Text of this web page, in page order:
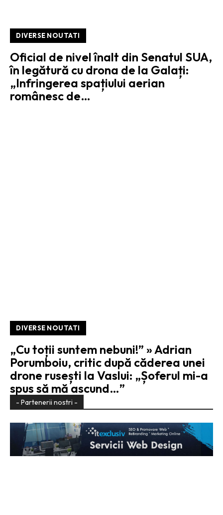
DIVERSE NOUTATI
Oficial de nivel înalt din Senatul SUA,
în legătură cu drona de la Galați:
„Infringerea spațiului aerian
românesc de…
DIVERSE NOUTATI
„Cu toții suntem nebuni!” » Adrian
Porumboiu, critic după căderea unei
drone rusești la Vaslui: „Șoferul mi-a
spus să mă ascund…”
- Partenerii nostri -